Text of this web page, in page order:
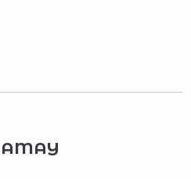
AMAY